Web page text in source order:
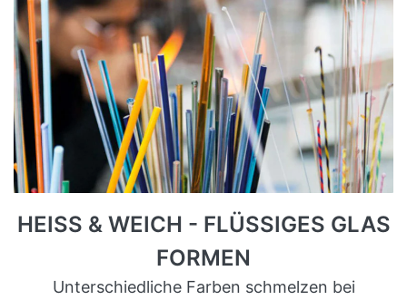
HEISS & WEICH - FLÜSSIGES GLAS
FORMEN
Unterschiedliche Farben schmelzen bei